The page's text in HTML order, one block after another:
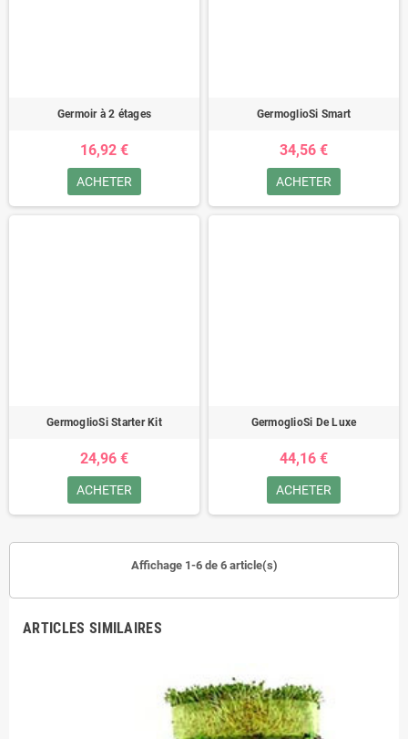
Germoir à 2 étages
16,92 €
ACHETER
GermoglioSi Smart
34,56 €
ACHETER
GermoglioSi Starter Kit
24,96 €
ACHETER
GermoglioSi De Luxe
44,16 €
ACHETER
Affichage 1-6 de 6 article(s)
ARTICLES SIMILAIRES